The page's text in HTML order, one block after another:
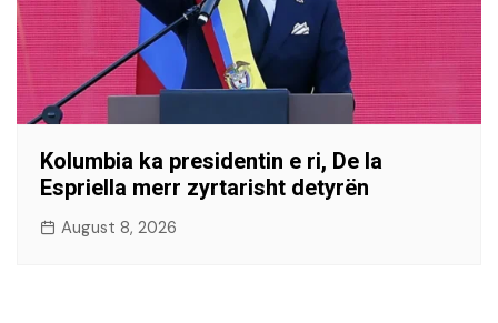
Kolumbia ka presidentin e ri, De la
Espriella merr zyrtarisht detyrën
August 8, 2026